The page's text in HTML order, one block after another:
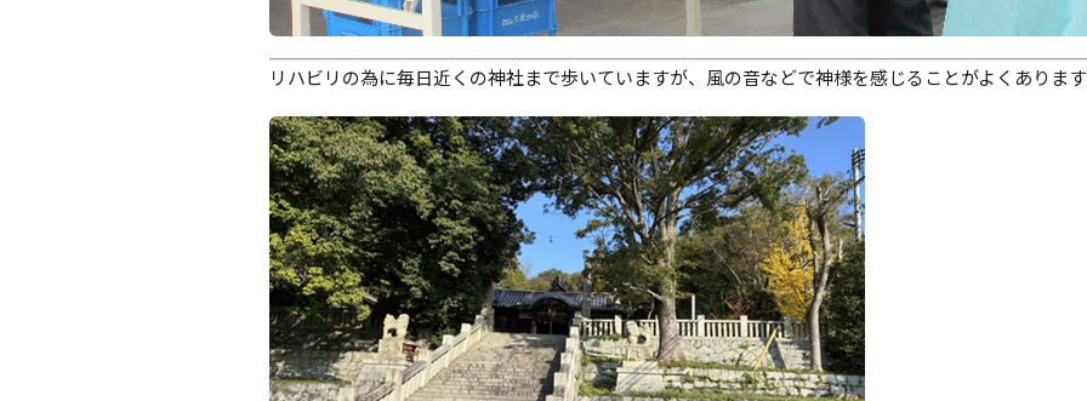
リハビリの為に毎日近くの神社まで歩いていますが、風の音などで神様を感じることがよくありま